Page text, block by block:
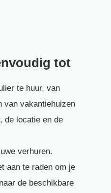
tot
te huur, van
van vakantiehuizen
de locatie en de
verhuren.
aan te raden om je
de beschikbare